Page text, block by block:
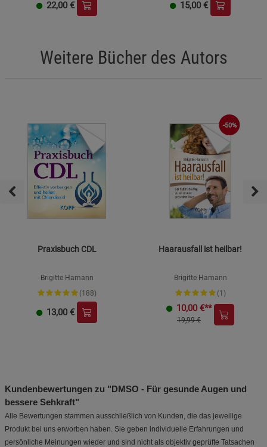
22,00 € 15,00 €
Weitere Bücher des Autors
Praxisbuch CDL
Brigitte Hamann
(188)
13,00 €
-50%
Haarausfall ist heilbar!
Brigitte Hamann
(1)
10,00 €**
19,99 €
Kundenbewertungen zu "DMSO - Für gesunde Augen und
bessere Sehkraft"
Alle Bewertungen stammen ausschließlich von Kunden, die das jeweilige
Produkt bei uns erworben haben. Sie geben individuelle Erfahrungen und
persönliche Meinungen wieder und sind nicht als objektiv geprüfte Tatsachen